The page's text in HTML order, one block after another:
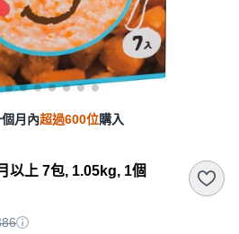
月內超過600位購入
以上 7包, 1.05kg, 1個